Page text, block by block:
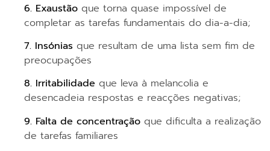
6. Exaustão que torna quase impossível de
completar as tarefas fundamentais do dia-a-dia;
7. Insónias que resultam de uma lista sem fim de
preocupações
8. Irritabilidade que leva à melancolia e
desencadeia respostas e reacções negativas;
9. Falta de concentração que dificulta a realização
de tarefas familiares